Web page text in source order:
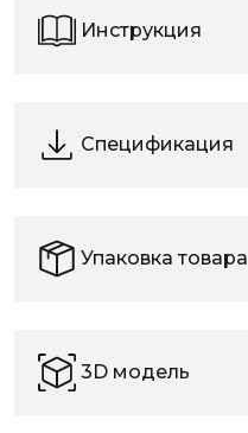
Инструкция
Спецификация
Упаковка товара
3D модель